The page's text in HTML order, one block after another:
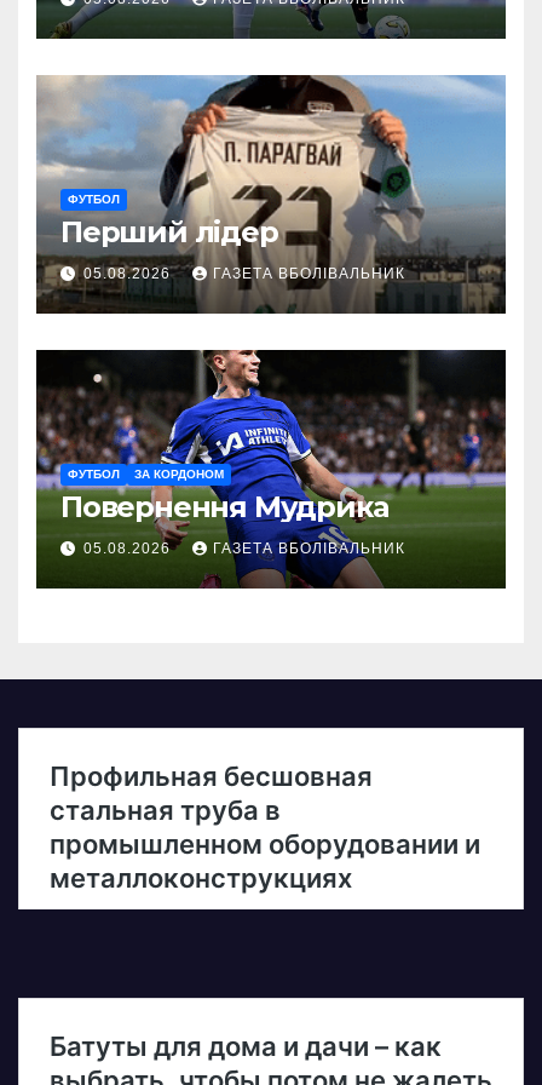
ФУТБОЛ
Перший лідер
05.08.2026 ГАЗЕТА ВБОЛІВАЛЬНИК
ФУТБОЛ ЗА КОРДОНОМ
Повернення Мудрика
05.08.2026 ГАЗЕТА ВБОЛІВАЛЬНИК